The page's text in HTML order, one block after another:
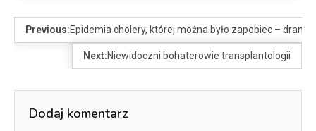
Previous:Epidemia cholery, której można było zapobiec –
Next:Niewidoczni bohaterowie transplantologii
Dodaj komentarz